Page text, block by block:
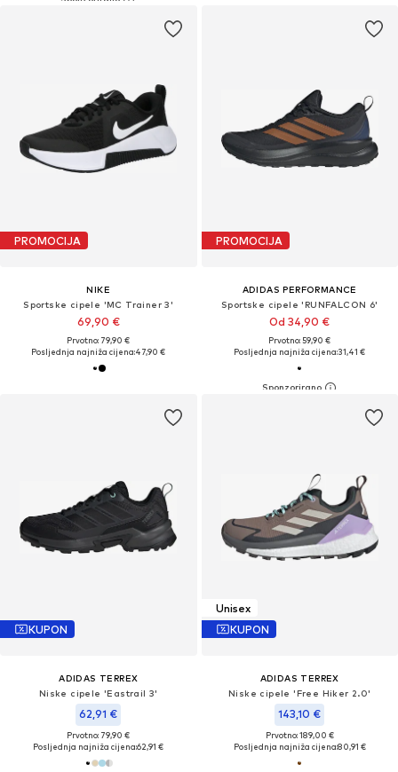
PROMOCIJA
NIKE
Sportske cipele 'MC Trainer 3'
69,90 €
Prvotno: 79,90 €
Posljednja najniža cijena:47,90 €
PROMOCIJA
ADIDAS PERFORMANCE
Sportske cipele 'RUNFALCON 6'
Od 34,90 €
Prvotno: 59,90 €
Posljednja najniža cijena:31,41 €
KUPON
ADIDAS TERREX
Niske cipele 'Eastrail 3'
62,91 €
Prvotno: 79,90 €
Posljednja najniža cijena:62,91 €
Unisex
KUPON
ADIDAS TERREX
Niske cipele 'Free Hiker 2.0'
143,10 €
Prvotno: 189,00 €
Posljednja najniža cijena:80,91 €